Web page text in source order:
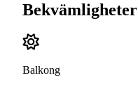
Bekvämligheter
Balkong